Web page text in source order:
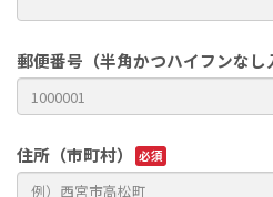
郵便番号（半角かつハイフンなし
住所（市町村）